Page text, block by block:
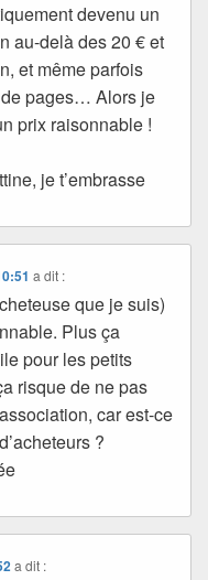
devenu un
au-delà des 20 € et
et même parfois
pages… Alors je
prix raisonnable !
je t’embrasse
a dit :
que je suis)
Plus ça
pour les petits
risque de ne pas
car est-ce
?
a dit :